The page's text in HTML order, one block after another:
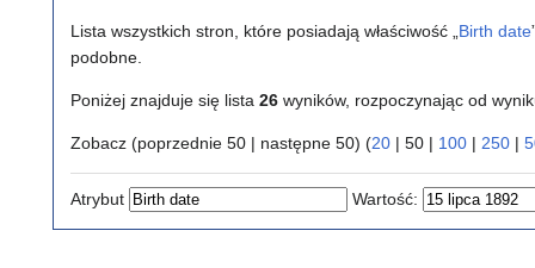
Lista wszystkich stron, które posiadają właściwość „ Birth date
podobne.
Poniżej znajduje się lista 26 wyników, rozpoczynając od
Zobacz (poprzednie 50 | następne 50) (20 | 50 | 100 | 250 |
Atrybut Wartość: